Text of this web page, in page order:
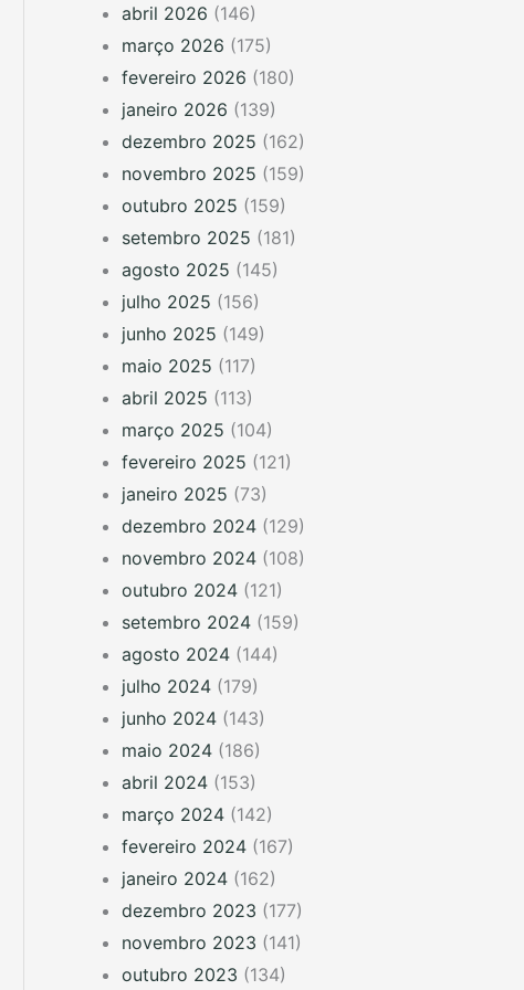
abril 2026 (146)
março 2026 (175)
fevereiro 2026 (180)
janeiro 2026 (139)
dezembro 2025 (162)
novembro 2025 (159)
outubro 2025 (159)
setembro 2025 (181)
agosto 2025 (145)
julho 2025 (156)
junho 2025 (149)
maio 2025 (117)
abril 2025 (113)
março 2025 (104)
fevereiro 2025 (121)
janeiro 2025 (73)
dezembro 2024 (129)
novembro 2024 (108)
outubro 2024 (121)
setembro 2024 (159)
agosto 2024 (144)
julho 2024 (179)
junho 2024 (143)
maio 2024 (186)
abril 2024 (153)
março 2024 (142)
fevereiro 2024 (167)
janeiro 2024 (162)
dezembro 2023 (177)
novembro 2023 (141)
outubro 2023 (134)